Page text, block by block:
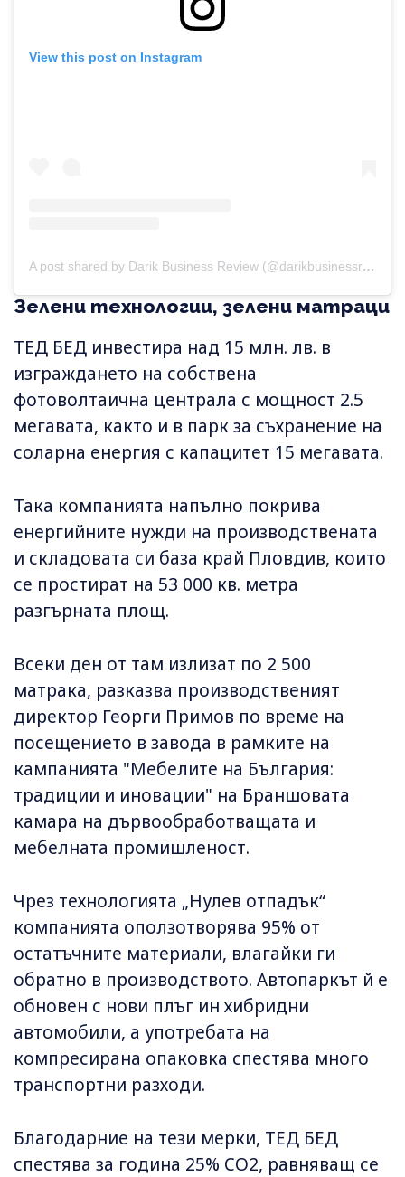
View this post on Instagram
A post shared by Darik Business Review (@darikbusinessreview)
Зелени технологии, зелени матраци
ТЕД БЕД инвестира над 15 млн. лв. в
изграждането на собствена
фотоволтаична централа с мощност 2.5
мегавата, както и в парк за съхранение на
соларна енергия с капацитет 15 мегавата.
Така компанията напълно покрива
енергийните нужди на производствената
и складовата си база край Пловдив, които
се простират на 53 000 кв. метра
разгърната площ.
Всеки ден от там излизат по 2 500
матрака, разказва производственият
директор Георги Примов по време на
посещението в завода в рамките на
кампанията "Мебелите на България:
традиции и иновации" на Браншовата
камара на дървообработващата и
мебелната промишленост.
Чрез технологията „Нулев отпадък“
компанията оползотворява 95% от
остатъчните материали, влагайки ги
обратно в производството. Автопаркът й е
обновен с нови плъг ин хибридни
автомобили, а употребата на
компресирана опаковка спестява много
транспортни разходи.
Благодарние на тези мерки, ТЕД БЕД
спестява за година 25% CO2, равняващ се